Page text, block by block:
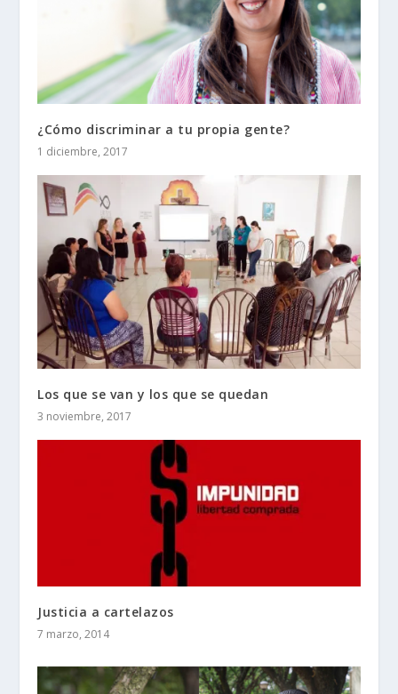
¿Cómo discriminar a tu propia gente?
1 diciembre, 2017
Los que se van y los que se quedan
3 noviembre, 2017
Justicia a cartelazos
7 marzo, 2014